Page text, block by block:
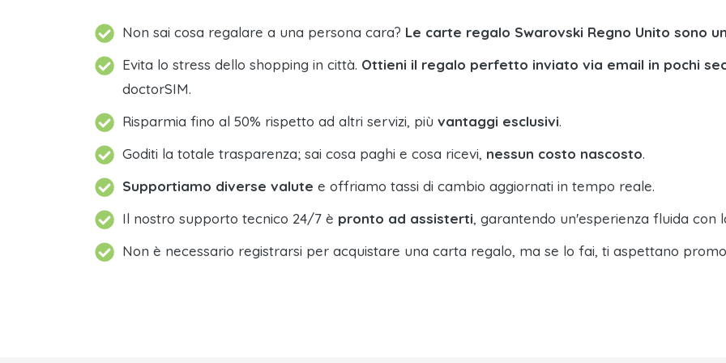
Non sai cosa regalare a una persona cara? Le carte regalo Swarovski Regno Unito sono
Evita lo stress dello shopping in città. Ottieni il regalo perfetto inviato via email in pochi
doctorSIM.
Risparmia fino al 50% rispetto ad altri servizi, più vantaggi esclusivi.
Goditi la totale trasparenza; sai cosa paghi e cosa ricevi, nessun costo nascosto.
Supportiamo diverse valute e offriamo tassi di cambio aggiornati in tempo reale.
Il nostro supporto tecnico 24/7 è pronto ad assisterti, garantendo un'esperienza fluida con
Non è necessario registrarsi per acquistare una carta regalo, ma se lo fai, ti aspettano